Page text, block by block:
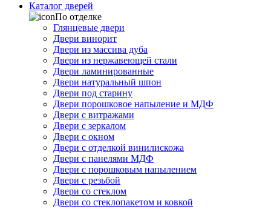
Каталог дверей
По отделке
Глянцевые двери
Двери винорит
Двери из массива дуба
Двери из нержавеющей стали
Двери ламинированные
Двери натуральный шпон
Двери под старину
Двери порошковое напыление и МДФ
Двери с витражами
Двери с зеркалом
Двери с окном
Двери с отделкой винилискожа
Двери с панелями МДФ
Двери с порошковым напылением
Двери с резьбой
Двери со стеклом
Двери со стеклопакетом и ковкой